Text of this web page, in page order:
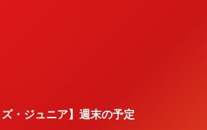
ズ・ジュニア】週末の予定